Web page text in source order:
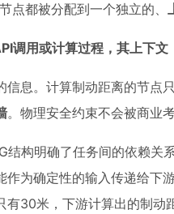
点都被分配到一个独立的、
调用或计算过程，其上下文
息。计算制动距离的节点
。物理安全约束不会被商业
结构明确了任务间的依赖关
为确定性的输入传递给下
30米，下游计算出的制动